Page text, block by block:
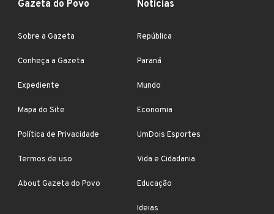
Gazeta do Povo
Sobre a Gazeta
Conheça a Gazeta
Expediente
Mapa do Site
Política de Privacidade
Termos de uso
About Gazeta do Povo
Notícias
República
Paraná
Mundo
Economia
UmDois Esportes
Vida e Cidadania
Educação
Ideias